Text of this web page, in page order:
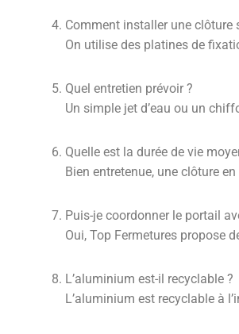
Comment installer une clôture
On utilise des platines de
Quel entretien prévoir ?
Un simple jet d’eau ou un
Quelle est la durée de vie
Bien entretenue, une clôture
Puis-je coordonner le portail
Oui, Top Fermetures propose
L’aluminium est-il recyclable ?
L’aluminium est recyclable à